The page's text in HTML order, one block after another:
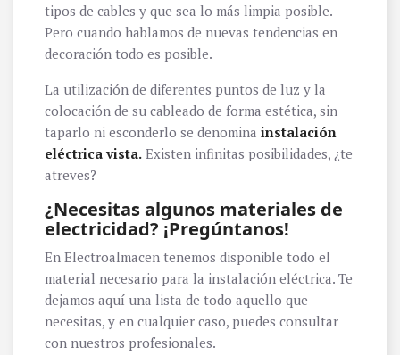
tipos de cables y que sea lo más limpia posible.
Pero cuando hablamos de nuevas tendencias en
decoración todo es posible.
La utilización de diferentes puntos de luz y la
colocación de su cableado de forma estética, sin
taparlo ni esconderlo se denomina instalación
eléctrica vista. Existen infinitas posibilidades, ¿te
atreves?
¿Necesitas algunos materiales de
electricidad? ¡Pregúntanos!
En Electroalmacen tenemos disponible todo el
material necesario para la instalación eléctrica. Te
dejamos aquí una lista de todo aquello que
necesitas, y en cualquier caso, puedes consultar
con nuestros profesionales.